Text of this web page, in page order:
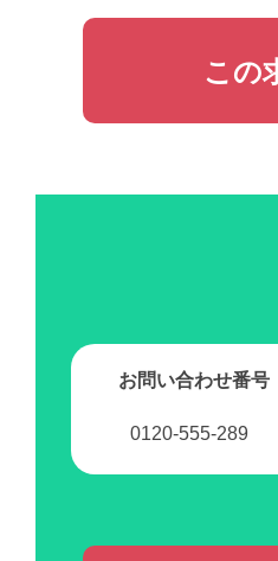
この
お問い合わせ番号
0120-555-289